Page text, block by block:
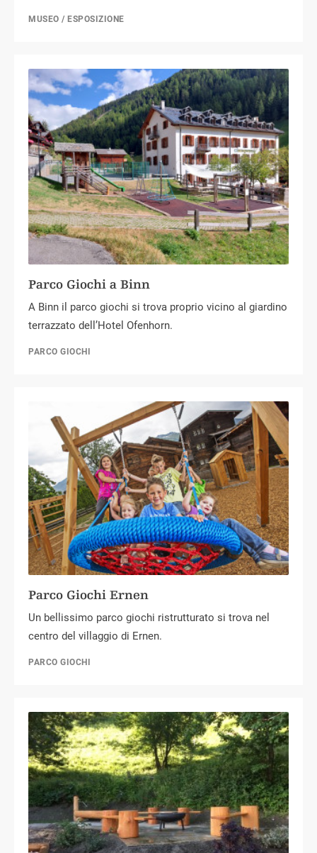
MUSEO / ESPOSIZIONE
Parco Giochi a Binn
A Binn il parco giochi si trova proprio vicino al giardino
terrazzato dell’Hotel Ofenhorn.
PARCO GIOCHI
Parco Giochi Ernen
Un bellissimo parco giochi ristrutturato si trova nel
centro del villaggio di Ernen.
PARCO GIOCHI